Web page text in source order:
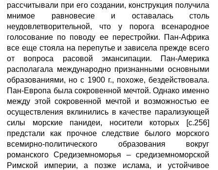
рассчитывали при его создании, конструкция получила
мнимое равновесие и оставалась столь
неудовлетворительной, что у порога всенародное
голосование по поводу ее перестройки. Пан-Африка
все еще стояла на перепутье и зависела прежде всего
от вопроса расовой эмансипации. Пан-Америка
располагала международно признанными основными
образованиями, но с 1900 г., похоже, бездействовала.
Пан-Европа была сокровенной мечтой. Однако именно
между этой сокровенной мечтой и возможностью ее
осуществления вклинились в качестве парализующей
силы морские панидеи, носители которых [с.256]
предстали как прочное следствие былого морского
всемирно-политического образования вокруг
романского Средиземноморья – средиземноморской
Римской империи, а позже ислама, и устойчивое